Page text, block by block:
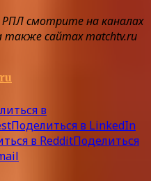
смотрите на каналах
сайтах matchtv.ru
в
Поделиться в LinkedIn
в RedditПоделиться